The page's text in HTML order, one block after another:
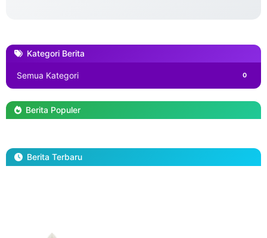
Kategori Berita
Semua Kategori 0
Berita Populer
Berita Terbaru